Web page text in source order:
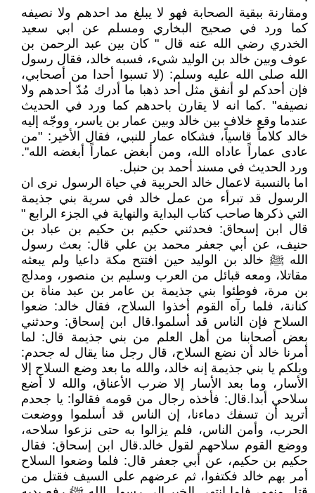
ومقارنة ببقية الصحابة فهو لا يبلغ مد احدهم ولا نصيفه
كما ورد في صحيح البخاري ومسلم عن ابي سعيد
الخدري رضي الله عنه قال " كان بين عبد الرحمن بن
عوف وبين خالد بن الوليد شيء، فسبه خالد، فقال رسول
الله صلى الله عليه وسلم: (لا تسبوا أحدا من أصحابي،
فإن أحدكم لو أنفق مثل أحد ذهبا ما أدرك مُدّ أحدهم ولا
نصيفه" .كما انه لا يقارن باحدهم كما ورد في الحديث
عندما وقع خلاف بين خالد وبين عمار بن ياسر، ووجّه إليه
خالد كلاماً قاسياً، فشكاه عمار للنبي، فقال الأخير: "من
عادى عماراً عاداه الله، ومن أبغض عماراً أبغضه الله".
ورد الحديث في مسند أحمد بن حنبل.
اما بالنسبة لاعمال خالد الحربية في حياة الرسول نرى ان
الرسول قد تبرأء من عمل خالد في سرية بني جذيمة
التي ذكرها صاحب كتاب البداية والنهاية في الجزء الرابع "
قال ابن إسحاق: فحدثني حكيم بن حكيم بن عباد بن
حنيف، عن أبي جعفر محمد بن علي قال: بعث رسول
الله ﷺ خالد بن الوليد حين افتتح مكة داعيا ولم يبعثه
مقاتلا، ومعه قبائل من العرب وسليم بن منصور، ومدلج
بن مرة، فوطئوا بني جذيمة بن عامر بن عبد مناة بن
كنانة، فلما رآه القوم أخذوا السلاح، فقال خالد: ضعوا
السلاح فإن الناس قد أسلموا.قال ابن إسحاق: وحدثني
بعض أصحابنا من أهل العلم من بني جذيمة قال: لما
أمرنا خالد أن نضع السلاح، قال رجل منا يقال له جحدم:
ويلكم يا بني جذيمة إنه خالد، والله ما بعد وضع السلاح إلا
الأسار، وما بعد الأسار إلا ضرب الأعناق، والله لا أضع
سلاحي أبدا.قال: فأخذه رجال من قومه فقالوا: يا جحدم
أتريد أن تسفك دماءنا، إن الناس قد أسلموا ووضعت
الحرب، وأمن الناس، فلم يزالوا به حتى نزعوا سلاحه،
ووضع القوم سلاحهم لقول خالد.قال ابن إسحاق: فقال
حكيم بن حكيم، عن أبي جعفر قال: فلما وضعوا السلاح
أمر بهم خالد فكتفوا، ثم عرضهم على السيف فقتل من